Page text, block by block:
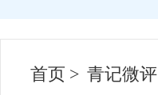
首页 > 青记微评